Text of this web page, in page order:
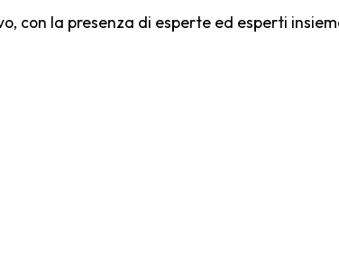
con la presenza di esperte ed esperti